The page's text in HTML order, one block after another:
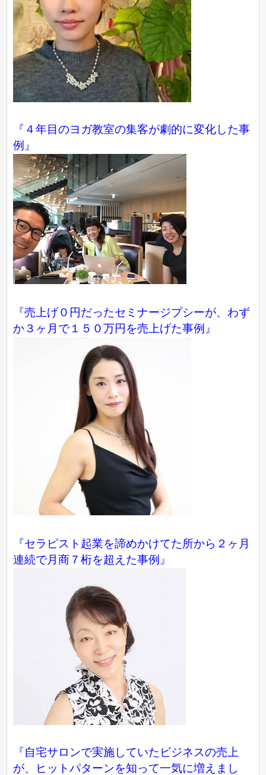
『４年目のヨガ教室の集客が劇的に変化した事
例』
『売上げ０円だったセミナージプシーが、わず
か３ヶ月で１５０万円を売上げた事例』
『セラピスト起業を諦めかけてた所から２ヶ月
連続で月商７桁を超えた事例』
『自宅サロンで実施していたビジネスの売上
が、ヒットパターンを知って一気に増えまし